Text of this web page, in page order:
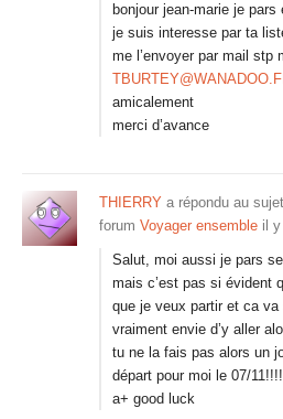
bonjour jean-marie je
je suis interesse par ta
me l’envoyer par mail stp
amicalement
merci d’avance
THIERRY a répondu au sujet
forum Voyager ensemble il
Salut, moi aussi je pars
mais c’est pas si évident
que je veux partir et ca
vraiment envie d’y aller
tu ne la fais pas alors un
départ pour moi le 07/
a+ good luck